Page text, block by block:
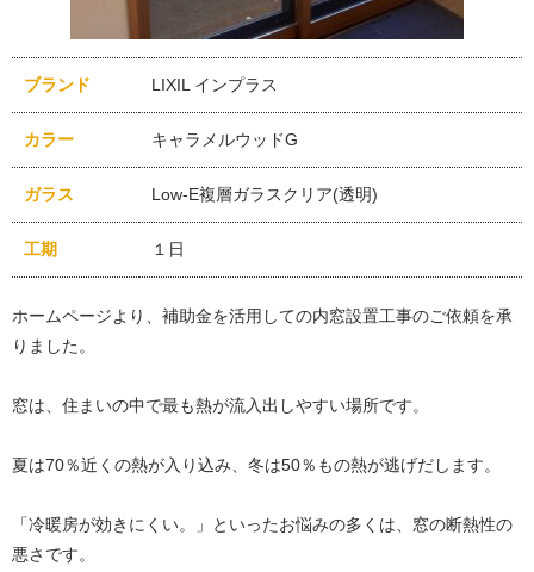
ブランド LIXIL インプラス
カラー キャラメルウッドG
ガラス Low-E複層ガラスクリア(透明)
工期 １日
ホームページより、補助金を活用しての内窓設置工事のご依頼を承
りました。
窓は、住まいの中で最も熱が流入出しやすい場所です。
夏は70％近くの熱が入り込み、冬は50％もの熱が逃げだします。
「冷暖房が効きにくい。」といったお悩みの多くは、窓の断熱性の
悪さです。